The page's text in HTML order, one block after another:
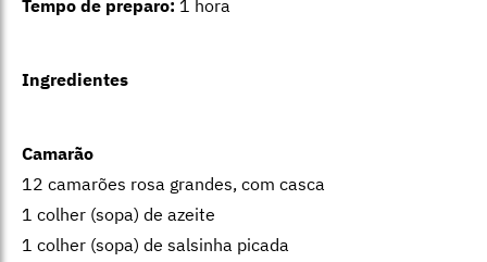
Tempo de preparo: 1 hora
Ingredientes
Camarão
12 camarões rosa grandes, com casca
1 colher (sopa) de azeite
1 colher (sopa) de salsinha picada